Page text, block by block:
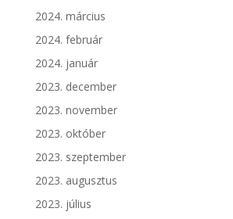
2024. március
2024. február
2024. január
2023. december
2023. november
2023. október
2023. szeptember
2023. augusztus
2023. július